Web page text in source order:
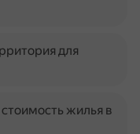
для
жилья в